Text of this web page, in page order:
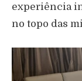
experiência
no topo das